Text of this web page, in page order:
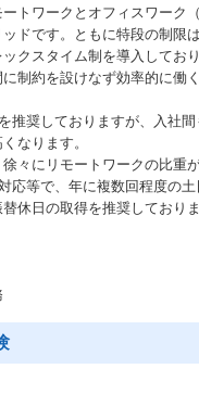
ートワークとオフィスワーク
ドです。ともに特段の制限
ックスタイム制を導入してお
制約を設けなず効率的に働
推奨しておりますが、入社
なります。
徐々にリモートワークの比重
応等で、年に複数回程度の
休日の取得を推奨しておりま